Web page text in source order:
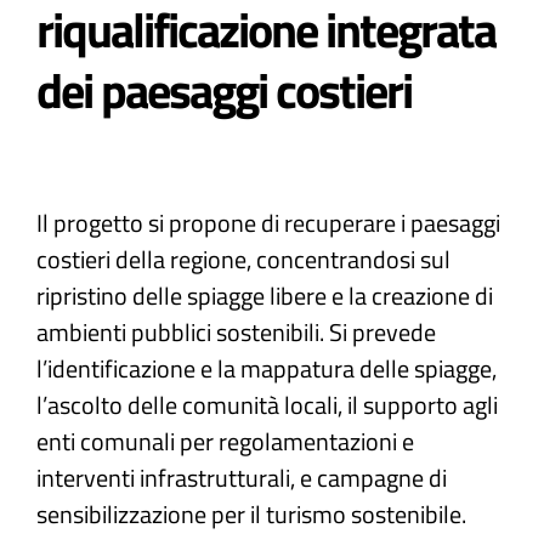
Comuni
Atti e Docunenti
Progetti
riqualificazione integrata
dei paesaggi costieri
Il progetto si propone di recuperare i paesaggi
costieri della regione, concentrandosi sul
ripristino delle spiagge libere e la creazione di
ambienti pubblici sostenibili. Si prevede
l’identificazione e la mappatura delle spiagge,
l’ascolto delle comunità locali, il supporto agli
enti comunali per regolamentazioni e
interventi infrastrutturali, e campagne di
sensibilizzazione per il turismo sostenibile.